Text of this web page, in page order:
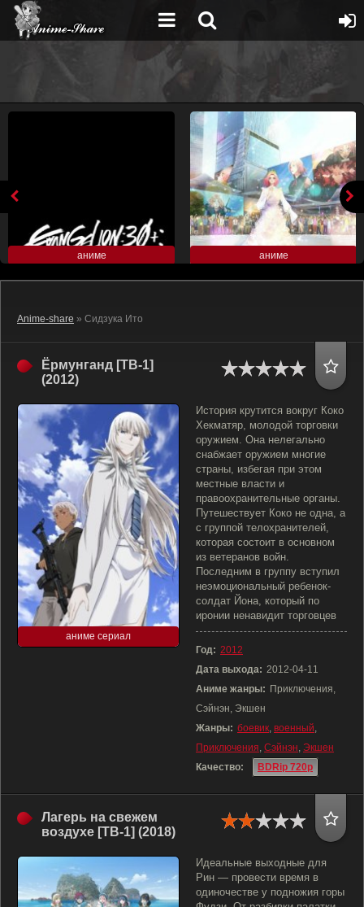
аниме аниме
Anime-share » Сидзука Ито
Ёрмунганд [ТВ-1]
(2012)
аниме сериал
История крутится вокруг Коко
Хекматяр, молодой торговки
оружием. Она нелегально
снабжает оружием многие
страны, избегая при этом
местные власти и
правоохранительные органы.
Путешествует Коко не одна, а
с группой телохранителей,
которая состоит в основном
из ветеранов войн.
Последним в группу вступил
неэмоциональный ребенок-
солдат Йона, который по
иронии ненавидит торговцев
Год: 2012
Дата выхода: 2012-04-11
Аниме жанры: Приключения,
Сэйнэн, Экшен
Жанры: боевик, военный,
Приключения, Сэйнэн, Экшен
Качество:
BDRip 720p
Лагерь на свежем
воздухе [ТВ-1] (2018)
Идеальные выходные для
Рин — провести время в
одиночестве у подножия горы